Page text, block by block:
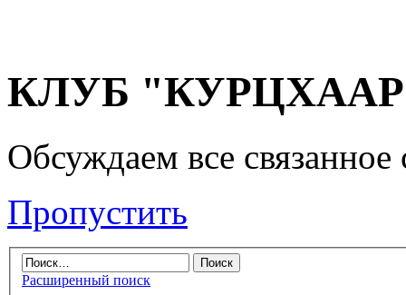
КЛУБ "КУРЦХААР"
Обсуждаем все
Пропустить
Расширенный поиск